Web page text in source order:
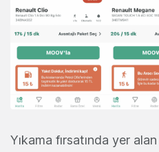
Yıkama fırsatında yer